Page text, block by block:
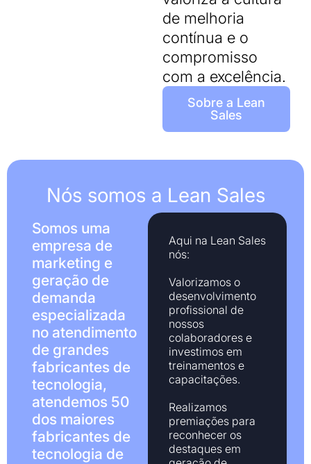
de melhoria
contínua e o
compromisso
com a excelência.
Sobre a Lean
Sales
Nós somos a Lean Sales
Somos uma
empresa de
marketing e
geração de
demanda
especializada
no atendimento
de grandes
fabricantes de
tecnologia,
atendemos 50
dos maiores
fabricantes de
tecnologia de
Aqui na Lean Sales
nós:
Valorizamos o
desenvolvimento
profissional de
nossos
colaboradores e
investimos em
treinamentos e
capacitações.
Realizamos
premiações para
reconhecer os
destaques em